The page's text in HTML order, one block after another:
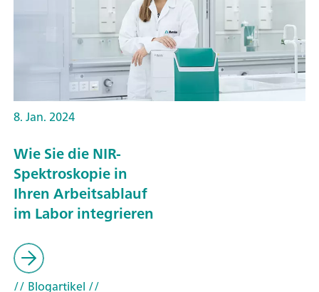
8. Jan. 2024
Wie Sie die NIR-
Spektroskopie in
Ihren Arbeitsablauf
im Labor integrieren
// Blogartikel //